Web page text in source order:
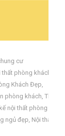
cư
phòng khách
Khách Đẹp,
phòng khách, Thi
nội thất phòng
ngủ đẹp, Nội thất